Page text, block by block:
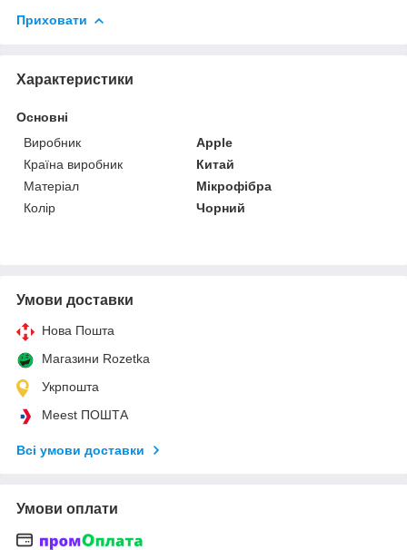
Приховати
Характеристики
Основні
Виробник
Apple
Країна виробник
Китай
Матеріал
Мікрофібра
Колір
Чорний
Умови доставки
Нова Пошта
Магазини Rozetka
Укрпошта
Meest ПОШТА
Всі умови доставки
Умови оплати